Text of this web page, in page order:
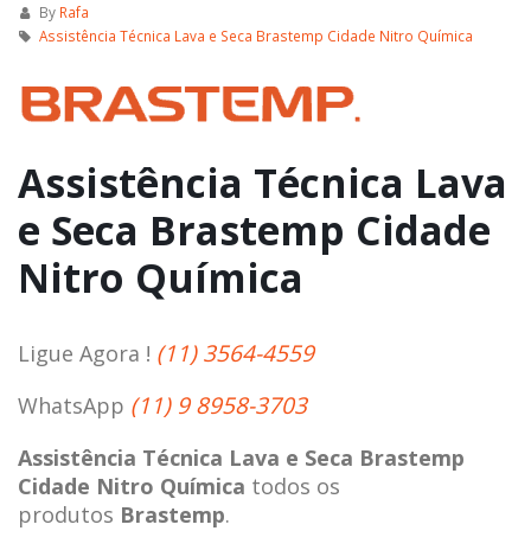
By Rafa
Assistência Técnica Lava e Seca Brastemp Cidade Nitro Química
Assistência Técnica Lava
e Seca Brastemp Cidade
Nitro Química
Ligue Agora ! (11) 3564-4559
WhatsApp (11) 9 8958-3703
Assistência Técnica Lava e Seca Brastemp
Cidade Nitro Química todos os
produtos Brastemp.